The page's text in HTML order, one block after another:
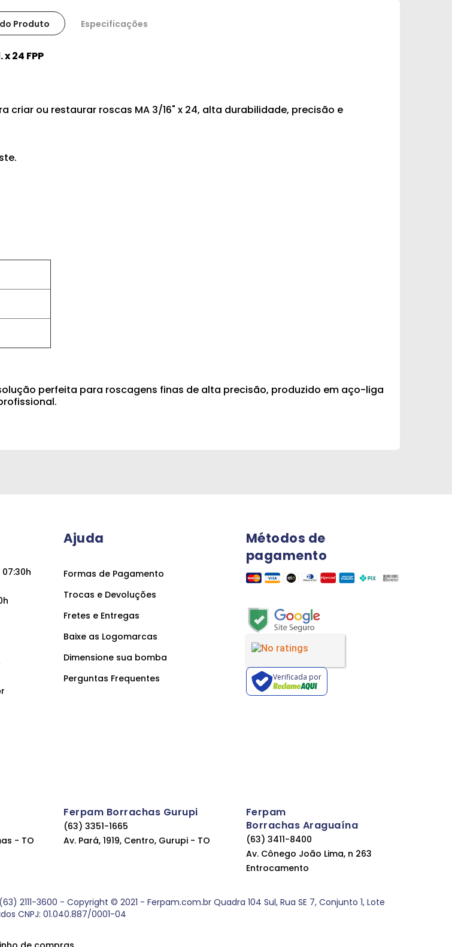
Produto Especificações
24 FPP
criar ou restaurar roscas MA 3/16" x 24, alta durabilidade, precisão e
perfeita para roscagens finas de alta precisão, produzido em aço-liga
Ajuda
Formas de Pagamento
Trocas e Devoluções
Fretes e Entregas
Baixe as Logomarcas
Dimensione sua bomba
Perguntas Frequentes
Métodos de
pagamento
Verificada por
- TO
Ferpam Borrachas Gurupi
(63) 3351-1665
Av. Pará, 1919, Centro, Gurupi - TO
Ferpam
Borrachas Araguaína
(63) 3411-8400
Av. Cônego João Lima, n 263
Entrocamento
(63) 2111-3600 - Copyright © 2021 - Ferpam.com.br Quadra 104 Sul, Rua SE 7, Conjunto 1, Lote
CNPJ: 01.040.887/0001-04